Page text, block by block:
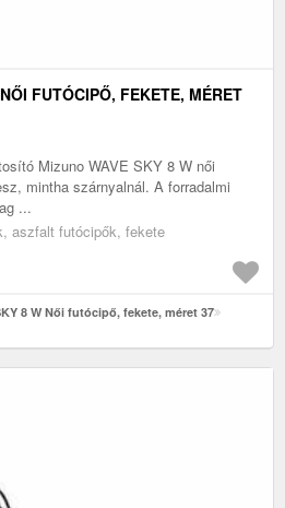
FUTÓCIPŐ, FEKETE, MÉRET
Mizuno WAVE SKY 8 W női
mintha szárnyalnál. A forradalmi
...
aszfalt futócipők, fekete
8 W Női futócipő, fekete, méret 37